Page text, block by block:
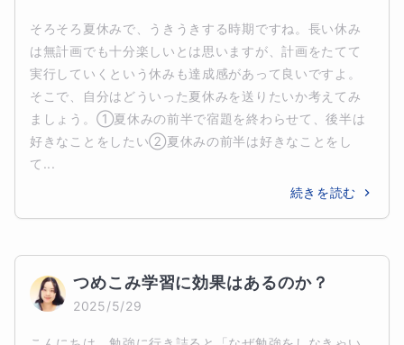
そろそろ夏休みで、うきうきする時期ですね。長い休み
は無計画でも十分楽しいとは思いますが、計画をたてて
実行していくという休みも達成感があって良いですよ。
そこで、自分はどういった夏休みを送りたいか考えてみ
ましょう。①夏休みの前半で宿題を終わらせて、後半は
好きなことをしたい②夏休みの前半は好きなことをし
て...
続きを読む
つめこみ学習に効果はあるのか？
2025/5/29